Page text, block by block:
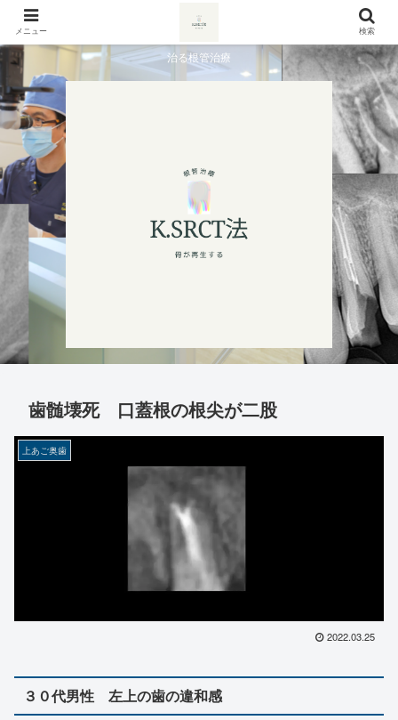
治る根管治療
歯髄壊死 口蓋根の根尖が二股
上あご奥歯
2022.03.25
３０代男性 左上の歯の違和感
メニュー 検索